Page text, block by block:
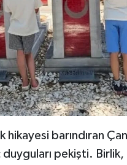
hikayesi barındıran
pekişti. Birlik,